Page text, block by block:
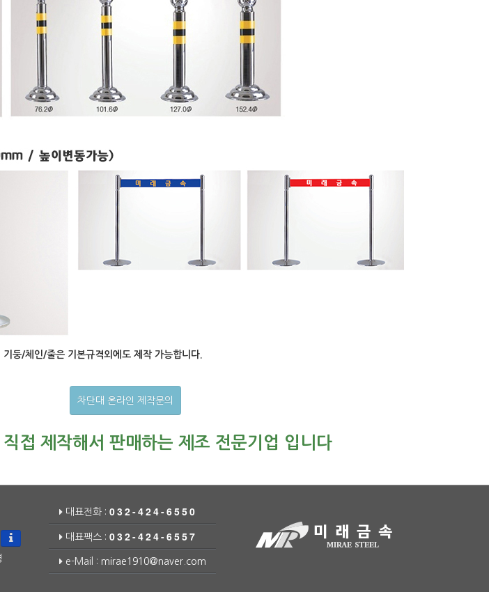
둥/체인/줄은 기본규격외에도 제작 가능합니다.
차단대 온라인 제작문의
접 제작해서 판매하는 제조 전문기업 입니다
대표전화 : 032-424-6550
대표팩스 : 032-424-6557
e-Mail : mirae1910@naver.com